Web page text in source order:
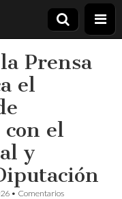
Prensa
el
el
y
• Comentarios